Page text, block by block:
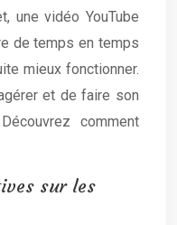
une vidéo YouTube
de temps en temps
mieux fonctionner.
et de faire son
comment
sur les